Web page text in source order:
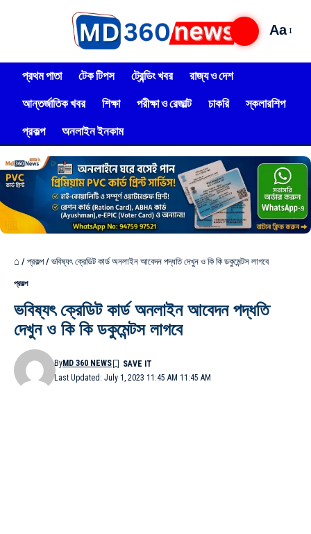
Aa
প্রথম পাতা টেক টিপস ট্রেন্ডিং খবর
রাজ্য ও দেশ
আন্তর্জাতিক খবর
শিক্ষা পরীক্ষা ও রেজাল্ট চাকরি
স্কলারশিপ
প্রকল্প
অনলাইন ইনকাম
⌂ / প্রকল্প/ ভবিষ্যৎ ক্রেডিট কার্ড অনলাইন আবেদন পদ্ধতি দেখুন ও কি কি ডকুমেন্টস লাগবে
প্রকল্প
ভবিষ্যৎ ক্রেডিট কার্ড অনলাইন আবেদন পদ্ধতি
দেখুন ও কি কি ডকুমেন্টস লাগবে
Last Updated: July 1, 2023 11:45 AM 11:45 AM
ByMD 360 NEWS